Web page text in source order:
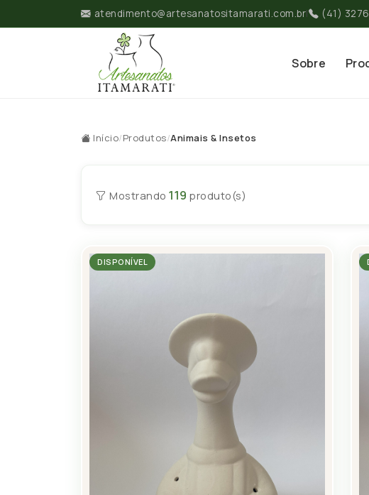
atendimento@artesanatositamarati.com.br| (41)
Sobre
Início/Produtos/Animais & Insetos
Mostrando 119 produto(s)
DISPONÍVEL